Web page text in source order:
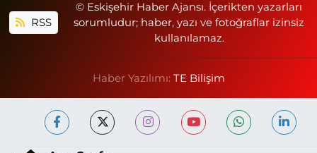
RSS
© Eskişehir Haber Ajansı. İçerikten yazarları
sorumludur; haber, yazı ve fotoğraflar izinsiz
kullanılamaz.
Haber Yazılımı: TE Bilişim